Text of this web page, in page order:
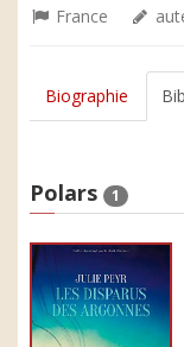
France
Biographie
Polars 1